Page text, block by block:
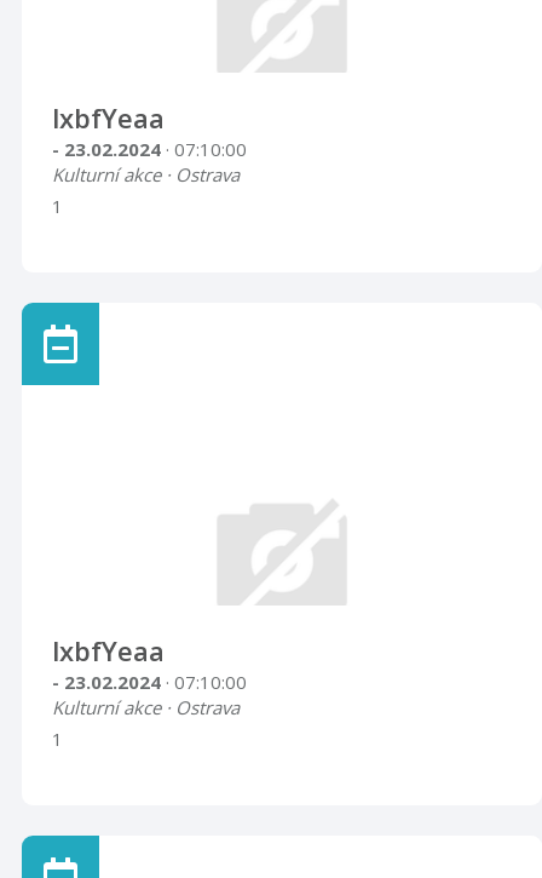
lxbfYeaa
- 23.02.2024 · 07:10:00
Kulturní akce · Ostrava
1
lxbfYeaa
- 23.02.2024 · 07:10:00
Kulturní akce · Ostrava
1